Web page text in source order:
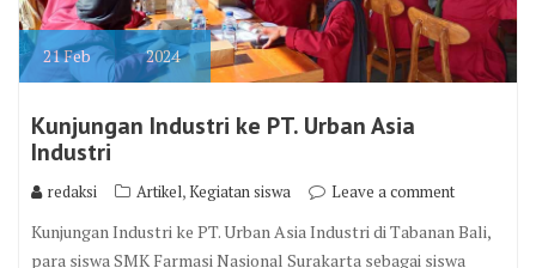
21Feb 2024
Kunjungan Industri ke PT. Urban Asia
Industri
redaksi Artikel,Kegiatan siswa Leave a comment
Kunjungan Industri ke PT. Urban Asia Industri di Tabanan Bali,
para siswa SMK Farmasi Nasional Surakarta sebagai siswa